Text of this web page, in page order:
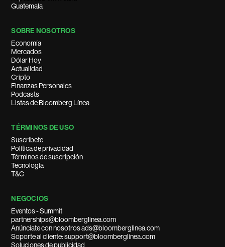
Guatemala
SOBRE NOSOTROS
Economía
Mercados
Dólar Hoy
Actualidad
Cripto
Finanzas Personales
Podcasts
Listas de Bloomberg Línea
TÉRMINOS DE USO
Suscríbete
Política de privacidad
Términos de suscripción
Tecnología
T&C
NEGOCIOS
Eventos - Summit
partnerships@bloomberglinea.com
Anúnciate con nosotros ads@bloomberglinea.com
Soporte al cliente: support@bloomberglinea.com
Soluciones de publicidad